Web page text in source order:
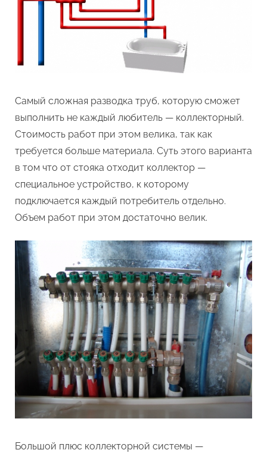
Самый сложная разводка труб, которую сможет
выполнить не каждый любитель — коллекторный.
Стоимость работ при этом велика, так как
требуется больше материала. Суть этого варианта
в том что от стояка отходит коллектор —
специальное устройство, к которому
подключается каждый потребитель отдельно.
Объем работ при этом достаточно велик.
Большой плюс коллекторной системы —